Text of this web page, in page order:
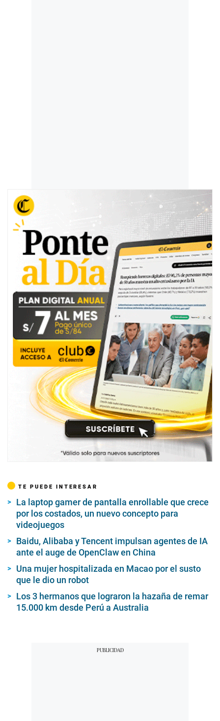
TE PUEDE INTERESAR
La laptop gamer de pantalla enrollable que crece
por los costados, un nuevo concepto para
videojuegos
Baidu, Alibaba y Tencent impulsan agentes de IA
ante el auge de OpenClaw en China
Una mujer hospitalizada en Macao por el susto
que le dio un robot
Los 3 hermanos que lograron la hazaña de remar
15.000 km desde Perú a Australia